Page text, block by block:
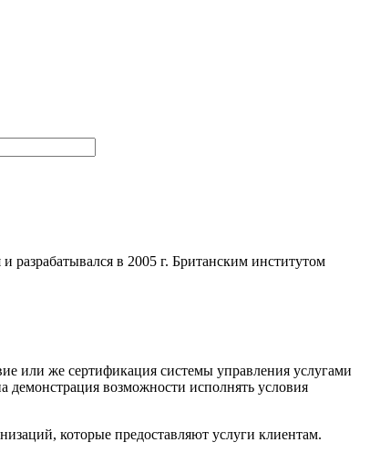
разрабатывался в 2005 г. Британским институтом
или же сертификация системы управления услугами
демонстрация возможности исполнять условия
которые предоставляют услуги клиентам.